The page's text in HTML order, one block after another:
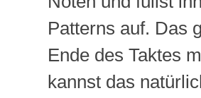
Patterns auf. Das
Ende des Taktes
kannst das